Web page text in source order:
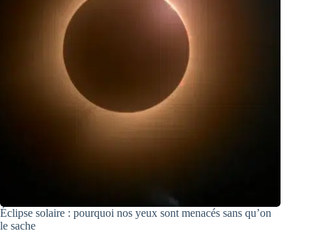
Éclipse solaire : pourquoi nos yeux sont menacés sans qu’on
le sache